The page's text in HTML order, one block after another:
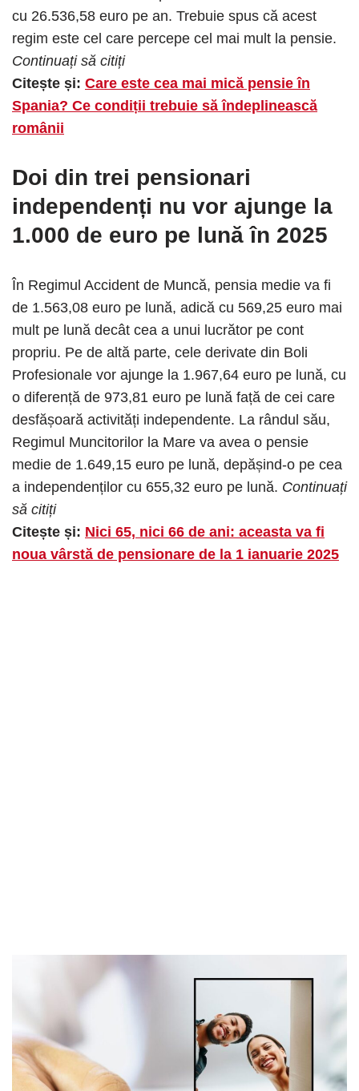
cu 26.536,58 euro pe an. Trebuie spus că acest
regim este cel care percepe cel mai mult la pensie.
Continuați să citiți
Citește și: Care este cea mai mică pensie în
Spania? Ce condiții trebuie să îndeplinească
românii
Doi din trei pensionari
independenți nu vor ajunge la
1.000 de euro pe lună în 2025
În Regimul Accident de Muncă, pensia medie va fi
de 1.563,08 euro pe lună, adică cu 569,25 euro mai
mult pe lună decât cea a unui lucrător pe cont
propriu. Pe de altă parte, cele derivate din Boli
Profesionale vor ajunge la 1.967,64 euro pe lună, cu
o diferență de 973,81 euro pe lună față de cei care
desfășoară activități independente. La rândul său,
Regimul Muncitorilor la Mare va avea o pensie
medie de 1.649,15 euro pe lună, depășind-o pe cea
a independenților cu 655,32 euro pe lună. Continuați
să citiți
Citește și: Nici 65, nici 66 de ani: aceasta va fi
noua vârstă de pensionare de la 1 ianuarie 2025